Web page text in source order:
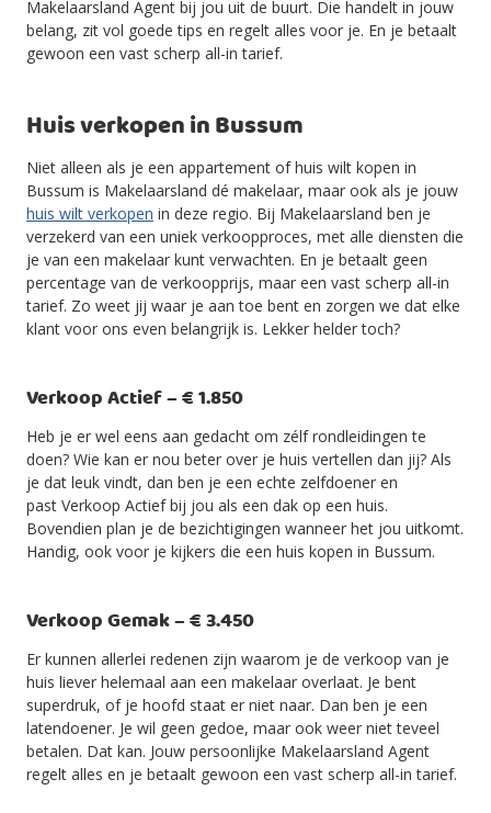
Makelaarsland Agent bij jou uit de buurt. Die handelt in jouw
belang, zit vol goede tips en regelt alles voor je. En je betaalt
gewoon een vast scherp all-in tarief.
Huis verkopen in Bussum
Niet alleen als je een appartement of huis wilt kopen in
Bussum is Makelaarsland dé makelaar, maar ook als je jouw
huis wilt verkopen in deze regio. Bij Makelaarsland ben je
verzekerd van een uniek verkoopproces, met alle diensten die
je van een makelaar kunt verwachten. En je betaalt geen
percentage van de verkoopprijs, maar een vast scherp all-in
tarief. Zo weet jij waar je aan toe bent en zorgen we dat elke
klant voor ons even belangrijk is. Lekker helder toch?
Verkoop Actief – € 1.850
Heb je er wel eens aan gedacht om zélf rondleidingen te
doen? Wie kan er nou beter over je huis vertellen dan jij? Als
je dat leuk vindt, dan ben je een echte zelfdoener en
past Verkoop Actief bij jou als een dak op een huis.
Bovendien plan je de bezichtigingen wanneer het jou uitkomt.
Handig, ook voor je kijkers die een huis kopen in Bussum.
Verkoop Gemak – € 3.450
Er kunnen allerlei redenen zijn waarom je de verkoop van je
huis liever helemaal aan een makelaar overlaat. Je bent
superdruk, of je hoofd staat er niet naar. Dan ben je een
latendoener. Je wil geen gedoe, maar ook weer niet teveel
betalen. Dat kan. Jouw persoonlijke Makelaarsland Agent
regelt alles en je betaalt gewoon een vast scherp all-in tarief.